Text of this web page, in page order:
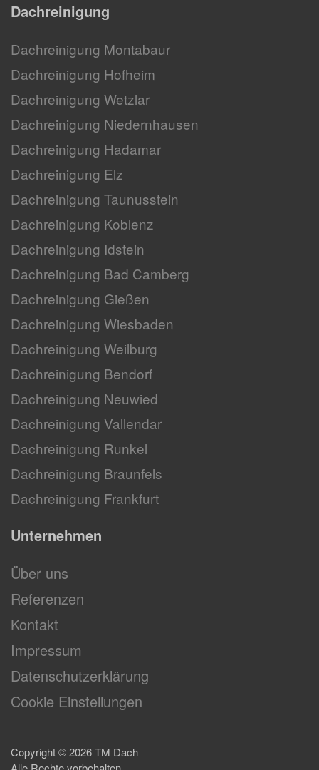
Dachreinigung
Dachreinigung Montabaur
Dachreinigung Hofheim
Dachreinigung Wetzlar
Dachreinigung Niedernhausen
Dachreinigung Hadamar
Dachreinigung Elz
Dachreinigung Taunusstein
Dachreinigung Koblenz
Dachreinigung Idstein
Dachreinigung Bad Camberg
Dachreinigung Gießen
Dachreinigung Wiesbaden
Dachreinigung Weilburg
Dachreinigung Bendorf
Dachreinigung Neuwied
Dachreinigung Vallendar
Dachreinigung Runkel
Dachreinigung Braunfels
Dachreinigung Frankfurt
Unternehmen
Über uns
Referenzen
Kontakt
Impressum
Datenschutzerklärung
Cookie Einstellungen
Copyright ©2026TM Dach